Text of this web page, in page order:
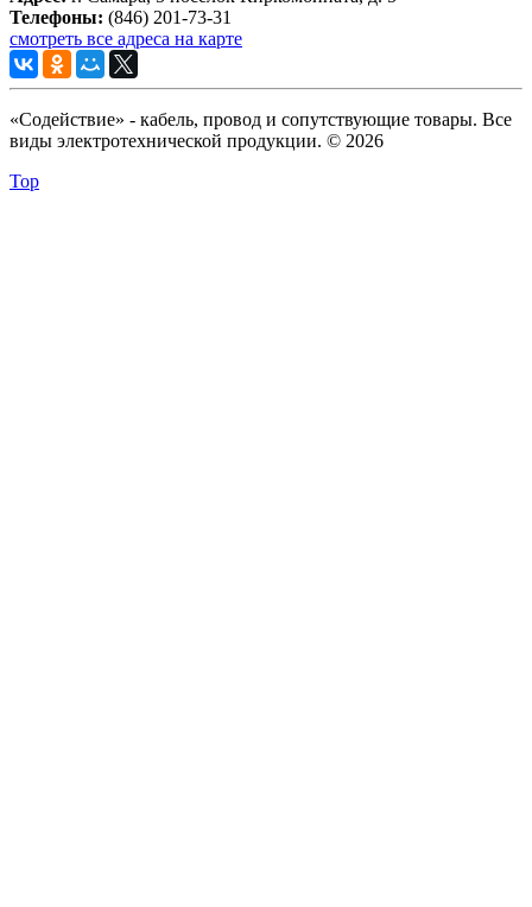
Телефоны: (846) 201-73-31
смотреть все адреса на карте
«Содействие» - кабель, провод и сопутствующие товары. Все
виды электротехнической продукции. © 2026
Top